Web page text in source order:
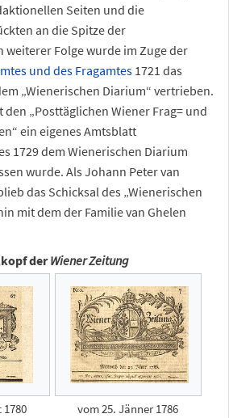
Seiten und die
an die Spitze der
weiterer Folge wurde im Zuge der
und des Fragamtes1721 das
„Wienerischen Diarium“ vertrieben.
„Posttäglichen Wiener Frag= und
ein eigenes Amtsblatt
1729 dem Wienerischen Diarium
wurde. Als Johann Peter van
das Schicksal des „Wienerischen
mit dem der Familie van Ghelen
derWiener Zeitung
vom 25. Jänner 1786